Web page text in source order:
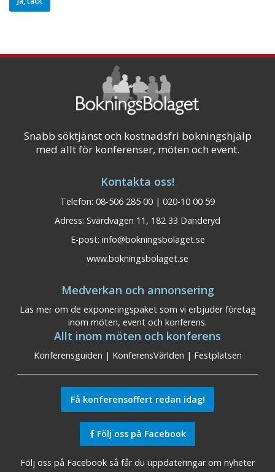
Snabb söktjänst och kostnadsfri bokningshjälp
med allt för konferenser, möten och event.
Kontakta oss!
Telefon: 08-506 285 00 | 020-10 00 59
Adress: Svärdvägen 11, 182 33 Danderyd
E-post: info@bokningsbolaget.se
www.bokningsbolaget.se
Medverkan och annonsering
Läs mer om de exponeringspaket som vi erbjuder företag
inom möten, event och konferens.
Allt inom möten och konferens
Konferensguiden | KonferensVärlden | Festplatsen
Få konferensoffert redan idag!
Följ oss på Facebook
Följ oss på Facebook så får du uppdateringar om nyheter